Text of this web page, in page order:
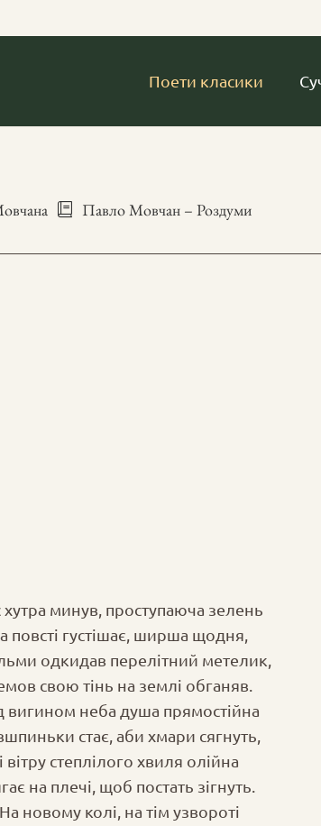
Поети класики
Павло Мовчан – Роздуми
хутра минув, проступаюча зелень
повсті густішає, ширша щодня,
одкидав перелітний метелик,
свою тінь на землі обганяв.
вигином неба душа прямостійна
стає, аби хмари сягнуть,
і вітру степлілого хвиля олійна
на плечі, щоб постать зігнуть.
На новому колі, на тім узвороті